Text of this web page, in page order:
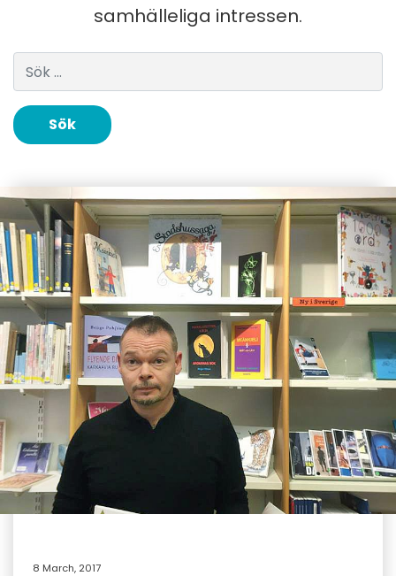
samhälleliga intressen.
Sök efter:
8 March, 2017